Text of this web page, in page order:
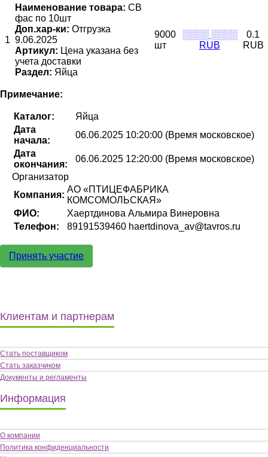
1
Наименование товара: СВ
фас по 10шт
Доп.хар-ки: Отгрузка
9.06.2025
Артикул: Цена указана без
учета доставки
Раздел: Яйца
9000
шт
░░░░ ░░░░
RUB
0.1
RUB
Примечание:
Каталог:
Яйца
Дата
начала:
06.06.2025 10:20:00 (Время московское)
Дата
окончания:
06.06.2025 12:20:00 (Время московское)
Организатор
Компания:
АО «ПТИЦЕФАБРИКА
КОМСОМОЛЬСКАЯ»
ФИО:
Хаертдинова Альмира Винеровна
Телефон:
89191539460 haertdinova_av@tavros.ru
Принять участие
Клиентам и партнерам
Стать поставщиком
Стать заказчиком
Документы и регламенты
Информация
О компании
Политика конфиденциальности